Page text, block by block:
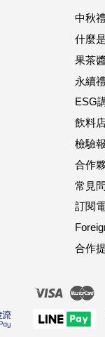
中秋
什麼
果茶
永續
ESG
飲料
檢驗
合作
常見
訂閱
合作
Visa